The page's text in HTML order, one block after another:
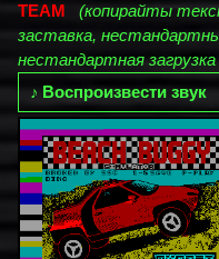
TEAM
(копирайты
заставка,
нестандартная
♪ Воспроизвести звук